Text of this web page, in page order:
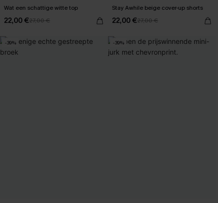
Wat een schattige witte top
22,00 €27,00 €
Stay Awhile beige cover-up shorts
22,00 €27,00 €
-39% -39%